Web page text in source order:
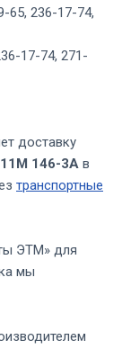
65, 236-17-74,
17-74, 271-
доставку
146-3А в
транспортные
ЭТМ» для
мы